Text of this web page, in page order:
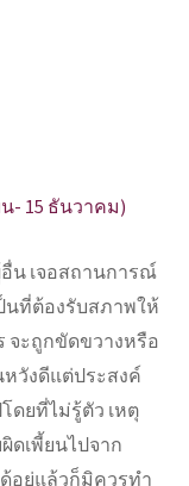
- 15 ธันวาคม)
น เจอสถานการณ์
นที่ต้องรับสภาพให้
จะถูกขัดขวางหรือ
วังดีแต่ประสงค์
ดยที่ไม่รู้ตัว เหตุ
ดเพี้ยนไปจาก
อยู่แล้วก็มิควรทำ